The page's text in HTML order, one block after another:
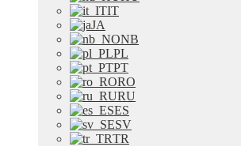
IT
JA
NB
PL
PT
RO
RU
ES
SV
TR